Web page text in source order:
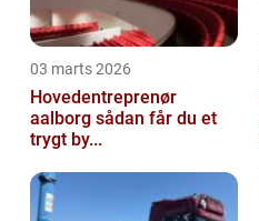
03 marts 2026
Hovedentreprenør
aalborg sådan får du et
trygt by...